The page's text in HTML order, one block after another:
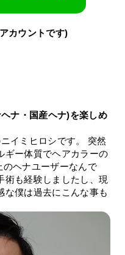
カウントです)
ナ・国産ヘナ)を楽しめ
イミヒロシです。 突然
ー体質でヘアカラーの
ヘナユーザーなんで
術も経験しましたし、現
な僕は過去にこんな事も